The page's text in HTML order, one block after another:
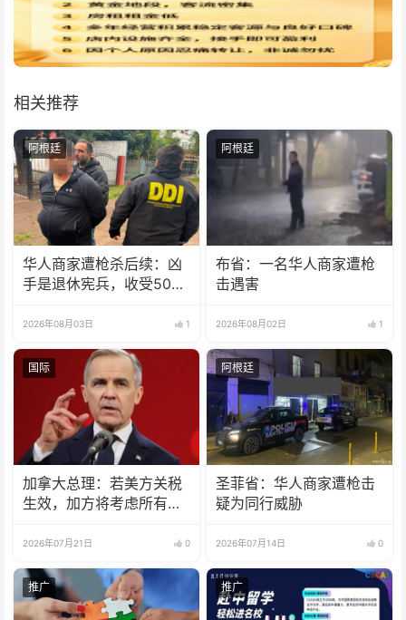
相关推荐
阿根廷
华人商家遭枪杀后续：凶
手是退休宪兵，收受5000
2026年08月03日 1
阿根廷
布省：一名华人商家遭枪
击遇害
2026年08月02日 1
国际
加拿大总理：若美方关税
生效，加方将考虑所有回
2026年07月21日 0
阿根廷
圣菲省：华人商家遭枪击
疑为同行威胁
2026年07月14日 0
推广 推广